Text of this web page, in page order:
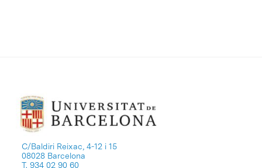
C/Baldiri Reixac, 4-12 i 15
08028 Barcelona
T. 934 02 90 60